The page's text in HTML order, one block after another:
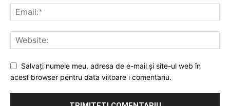
Salvați numele meu, adresa de e-mail și site-ul web în
acest browser pentru data viitoare i comentariu.